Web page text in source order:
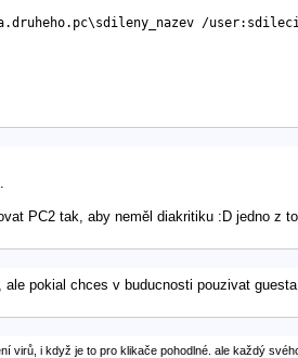
/
PC2 tak, aby neměl diakritiku :D jedno z
pokial chces v buducnosti pouzivat
virů, i když je to pro klikače pohodlné. ale každý